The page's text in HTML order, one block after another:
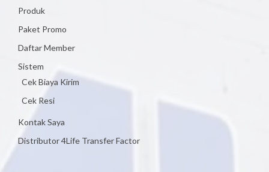
Produk
Paket Promo
Daftar Member
Sistem
Cek Biaya Kirim
Cek Resi
Kontak Saya
Distributor 4Life Transfer Factor